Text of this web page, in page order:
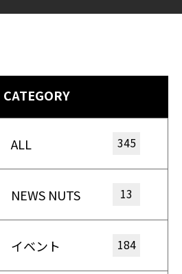
CATEGORY
ALL 345
NEWS NUTS 13
イベント 184